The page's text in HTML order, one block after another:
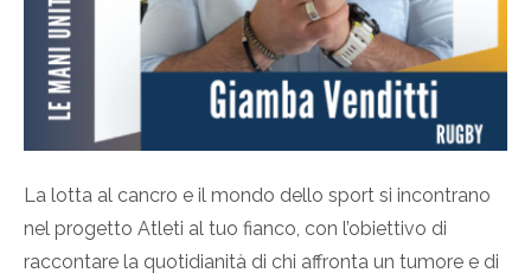
La lotta al cancro e il mondo dello sport si incontrano
nel progetto Atleti al tuo fianco, con l’obiettivo di
raccontare la quotidianità di chi affronta un tumore e di